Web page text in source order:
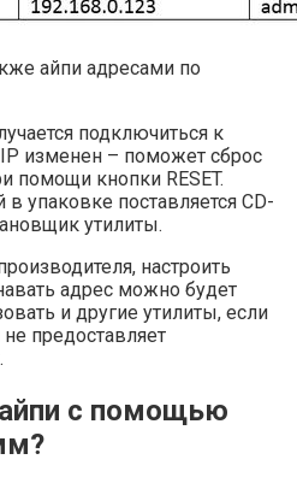
айпи адресами по
подключиться к
изменен – поможет сброс
помощи кнопки RESET.
упаковке поставляется CD-
утилиты.
настроить
адрес можно будет
и другие утилиты, если
предоставляет
с помощью